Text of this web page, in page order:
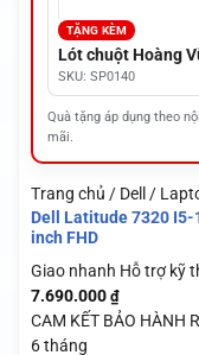
TẶNG KÈM
Lót chuột Hoàng
SKU: SP0140
Quà tặng áp dụng theo
mãi.
Trang chủ / Dell /
Dell Latitude 7320 I5-
inch FHD
Giao nhanh Hỗ trợ kỹ
7.690.000 ₫
CAM KẾT BẢO HÀNH
6 tháng